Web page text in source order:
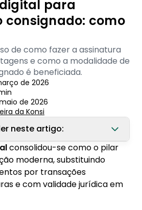
para
consignado: como
de como fazer a assinatura
e como a modalidade de
é beneficiada.
de 2026
de 2026
da Konsi
neste artigo:
a assinatura digital
no empréstimo
consolidou-se como o pilar
moderna, substituindo
por transações
e com validade jurídica em